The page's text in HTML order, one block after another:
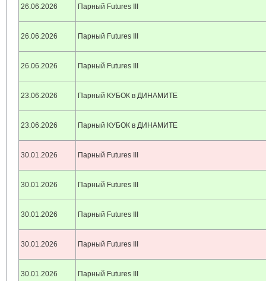
26.06.2026 Парный Futures III
26.06.2026 Парный Futures III
26.06.2026 Парный Futures III
23.06.2026 Парный КУБОК в ДИНАМИТЕ
23.06.2026 Парный КУБОК в ДИНАМИТЕ
30.01.2026 Парный Futures III
30.01.2026 Парный Futures III
30.01.2026 Парный Futures III
30.01.2026 Парный Futures III
30.01.2026 Парный Futures III